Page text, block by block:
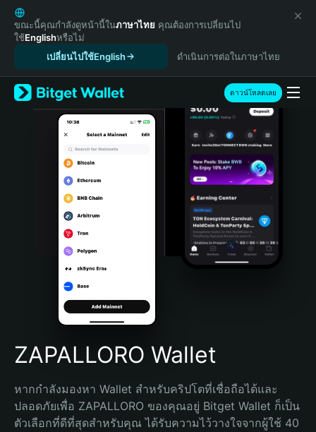
English
日本語
Tiếng Việt
Español (Latinoamérica)
Türkçe
Italiano
Português (Portugal)
Bahasa Indonesia
Português (Brasil)
Español (Argentina)
ขณะนี้คุณกำลังดูหน้านี้ในภาษาไทย คุณต้องการเปลี่ยนไป
ใช้Englishหรือไม่
เปลี่ยนไปใช้English
ดำเนินการต่อในภาษาไทย
ดาวน์โหลดเลย
ZAPALLORO Wallet
หากกำลังมองหา Wallet สำหรับคริปโตที่เชื่อถือได้และ
ปลอดภัยเพื่อ ZAPALLORO ของคุณอยู่ Bitget Wallet ก็เป็น
ตัวเลือกที่ดีที่สุดสำหรับคุณ ได้รับความไว้วางใจจากผู้ใช้ 40